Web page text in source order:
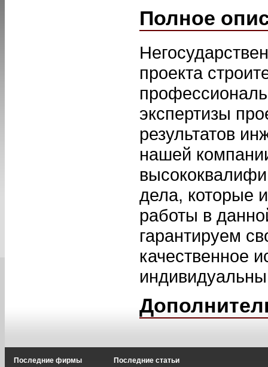
Полное
проекта
экспертизы
результатов
нашей
дела, которые
работы в
гарантируем
качественное
Последние фирмы Последние статьи